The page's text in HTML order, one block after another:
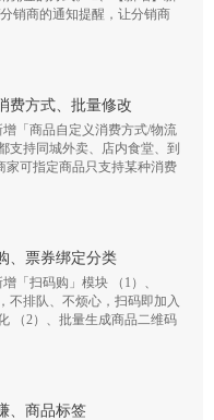
销商的通知提醒，让分销商
费方式、批量修改
「商品自定义消费方式/物流
支持同城外卖、店内食堂、到
家可指定商品只支持某种消费
、票券绑定分类
「扫码购」模块 （1）、
不排队、不烦心，扫码即加入
（2）、批量生成商品二维码
、商品标签